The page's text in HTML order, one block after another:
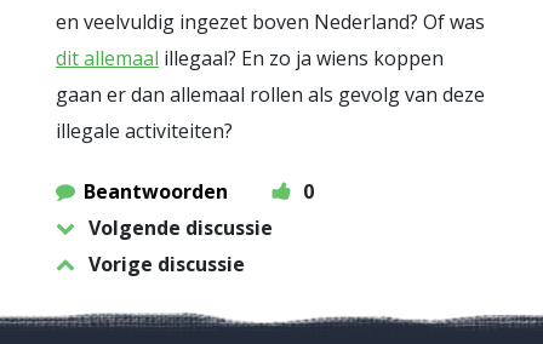
en veelvuldig ingezet boven Nederland? Of was
dit allemaal illegaal? En zo ja wiens koppen
gaan er dan allemaal rollen als gevolg van deze
illegale activiteiten?
Beantwoorden
0
Volgende discussie
Vorige discussie